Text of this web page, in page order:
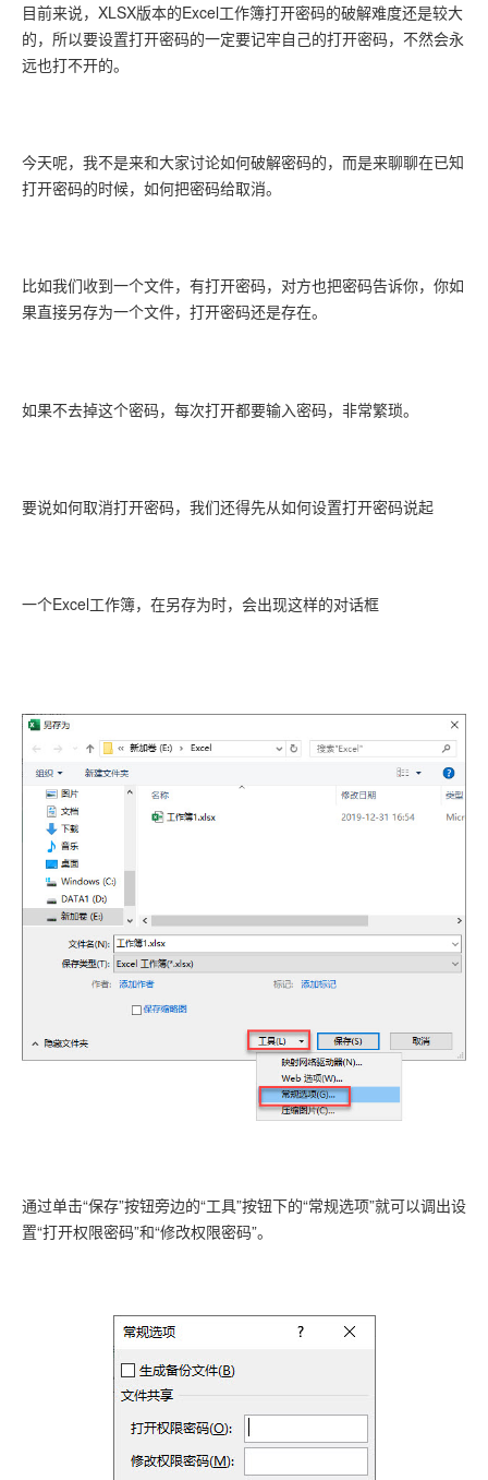
目前来说，XLSX版本的Excel工作簿打开密码的破解难度还是较大
的，所以要设置打开密码的一定要记牢自己的打开密码，不然会永
远也打不开的。
今天呢，我不是来和大家讨论如何破解密码的，而是来聊聊在已知
打开密码的时候，如何把密码给取消。
比如我们收到一个文件，有打开密码，对方也把密码告诉你，你如
果直接另存为一个文件，打开密码还是存在。
如果不去掉这个密码，每次打开都要输入密码，非常繁琐。
要说如何取消打开密码，我们还得先从如何设置打开密码说起
一个Excel工作簿，在另存为时，会出现这样的对话框
通过单击“保存”按钮旁边的“工具”按钮下的“常规选项”就可以调出设
置“打开权限密码”和“修改权限密码”。